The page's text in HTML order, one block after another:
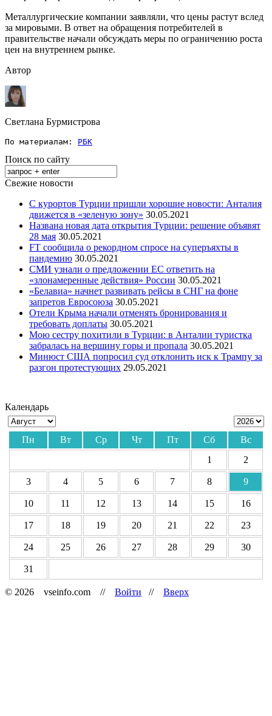
Металлургические компании заявляли, что цены растут вслед
за мировыми. В ответ на обращения потребителей в
правительстве начали обсуждать меры по ограничению роста
цен на внутреннем рынке.
Автор
Светлана Бурмистрова
По материалам: РБК
Поиск по сайту
Свежие новости
С курортов Турции пришли хорошие новости: Анталия
движется в «зеленую зону» 30.05.2021
Названа новая дата открытия Турции: решение объявят
28 мая 30.05.2021
FT сообщила о рекордном спросе на суперъяхты в
пандемию 30.05.2021
СМИ узнали о предложении ЕС ответить на
«злонамеренные действия» России 30.05.2021
«Белавиа» начнет развивать рейсы в СНГ на фоне
запретов Евросоюза 30.05.2021
Отели Крыма начали отменять бронирования и
требовать доплаты 30.05.2021
Мою сестру похитили в Турции: в Анталии туристка
забралась на вершину горы и пропала 30.05.2021
Минюст США попросил суд отклонить иск к Трампу за
разгон протестующих 29.05.2021
Календарь
Пн Вт Ср Чт Пт Сб
Вс
1
2
3 4 5 6 7 8 9
10 11 12 13 14 15 16
17 18 19 20 21 22 23
24 25 26 27 28 29 30
31
© 2026 vseinfo.com // Войти // Вверх